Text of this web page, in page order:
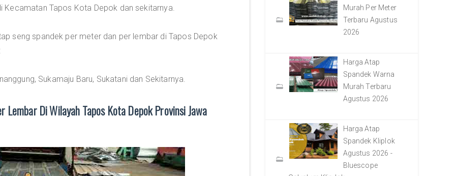
Kecamatan Tapos Kota Depok dan sekitarnya.
seng spandek per meter dan per lembar di Tapos Depok
Sukamaju Baru, Sukatani dan Sekitarnya.
Di Wilayah Tapos Kota Depok Provinsi Jawa
Murah Per Meter
Terbaru Agustus
2026
Harga Atap
Spandek Warna
Murah Terbaru
Agustus 2026
Harga Atap
Spandek Kliplok
Agustus 2026 -
Bluescope